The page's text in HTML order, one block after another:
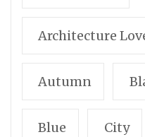
Architecture
Autumn
Blue City